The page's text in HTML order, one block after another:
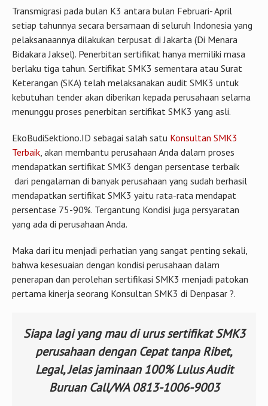
Transmigrasi pada bulan K3 antara bulan Februari- April
setiap tahunnya secara bersamaan di seluruh Indonesia yang
pelaksanaannya dilakukan terpusat di Jakarta (Di Menara
Bidakara Jaksel). Penerbitan sertifikat hanya memiliki masa
berlaku tiga tahun. Sertifikat SMK3 sementara atau Surat
Keterangan (SKA) telah melaksanakan audit SMK3 untuk
kebutuhan tender akan diberikan kepada perusahaan selama
menunggu proses penerbitan sertifikat SMK3 yang asli.
EkoBudiSektiono.ID sebagai salah satu Konsultan SMK3
Terbaik, akan membantu perusahaan Anda dalam proses
mendapatkan sertifikat SMK3 dengan persentase terbaik
dari pengalaman di banyak perusahaan yang sudah berhasil
mendapatkan sertifikat SMK3 yaitu rata-rata mendapat
persentase 75-90%. Tergantung Kondisi juga persyaratan
yang ada di perusahaan Anda.
Maka dari itu menjadi perhatian yang sangat penting sekali,
bahwa kesesuaian dengan kondisi perusahaan dalam
penerapan dan perolehan sertifikasi SMK3 menjadi patokan
pertama kinerja seorang Konsultan SMK3 di Denpasar ?.
Siapa lagi yang mau di urus sertifikat SMK3
perusahaan dengan Cepat tanpa Ribet,
Legal, Jelas jaminaan 100% Lulus Audit
Buruan Call/WA 0813-1006-9003